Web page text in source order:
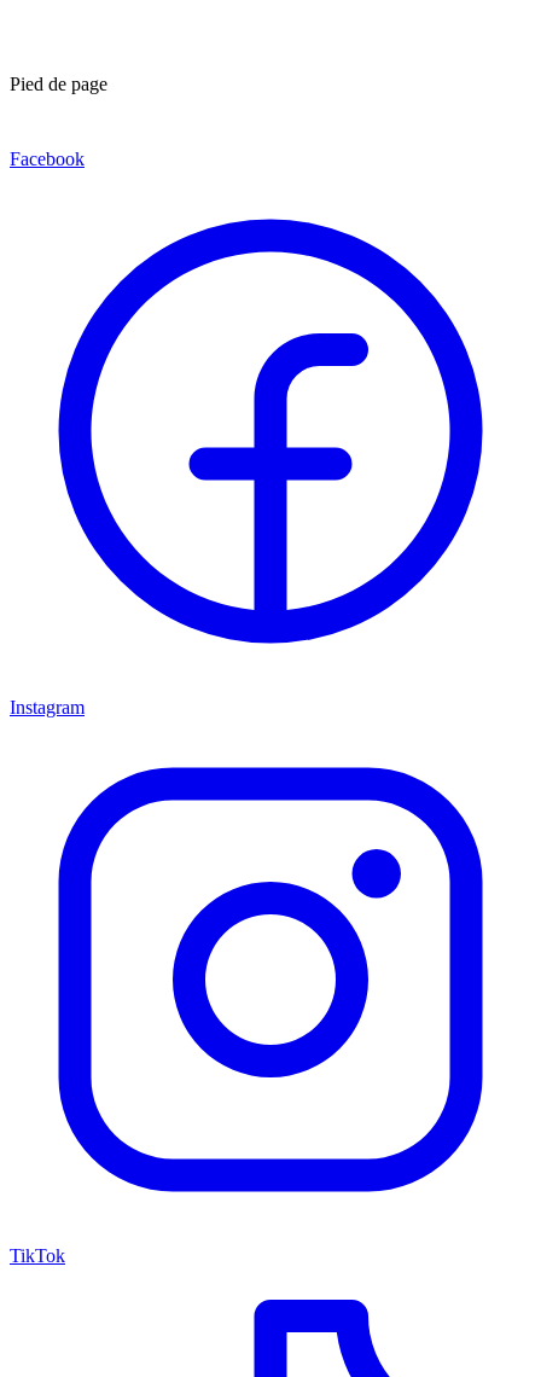
Pied de page
Facebook
Instagram
TikTok